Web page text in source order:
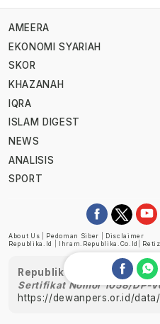
AMEERA
EKONOMI SYARIAH
SKOR
KHAZANAH
IQRA
ISLAM DIGEST
NEWS
ANALISIS
SPORT
About Us Pedoman Siber
Disclaimer
Republika.id
Ihram.republika.co.id
Republika telah
Sertifikat Nomor 1058/DP-
https://dewanpers.or.id/